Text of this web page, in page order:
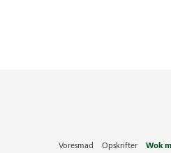
Voresmad Opskrifter Wok